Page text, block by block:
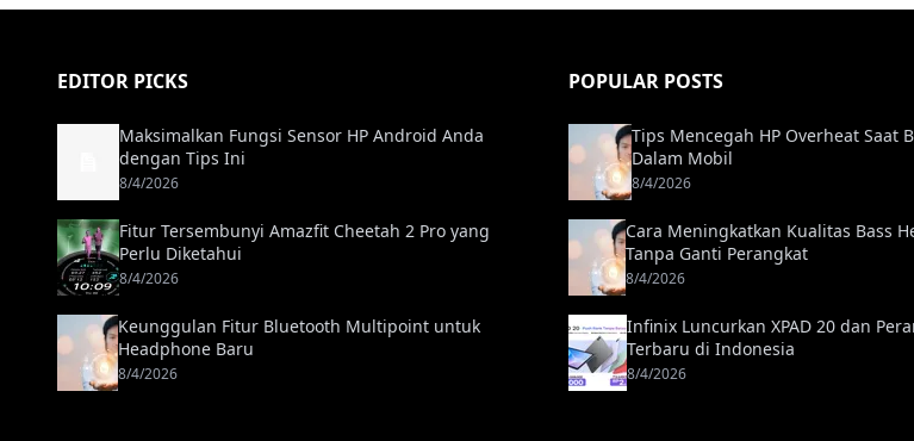
EDITOR PICKS
Maksimalkan Fungsi Sensor HP Android Anda
dengan Tips Ini
8/4/2026
Fitur Tersembunyi Amazfit Cheetah 2 Pro yang
Perlu Diketahui
8/4/2026
Keunggulan Fitur Bluetooth Multipoint untuk
Headphone Baru
8/4/2026
POPULAR POSTS
Tips Mencegah HP Overheat Saat
Dalam Mobil
8/4/2026
Cara Meningkatkan Kualitas Bass
Tanpa Ganti Perangkat
8/4/2026
Infinix Luncurkan XPAD 20 dan
Terbaru di Indonesia
8/4/2026